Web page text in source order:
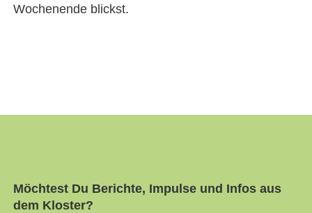
Wochenende blickst.
Möchtest Du Berichte, Impulse und Infos aus
dem Kloster?